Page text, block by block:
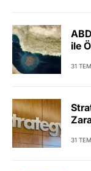
ile
31
31